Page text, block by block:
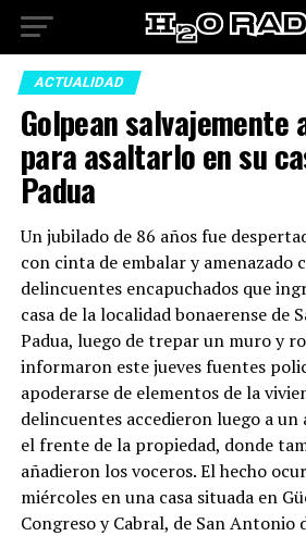
ACTUALIDAD
Golpean salvajemente
para asaltarlo en su
Padua
Un jubilado de 86 años fue
con cinta de embalar y amenazado
delincuentes encapuchados que
casa de la localidad bonaerense de
Padua, luego de trepar un muro y
informaron este jueves fuentes
apoderarse de elementos de la
delincuentes accedieron luego a un
el frente de la propiedad, donde
añadieron los voceros. El hecho
miércoles en una casa situada en
Congreso y Cabral, de San Antonio